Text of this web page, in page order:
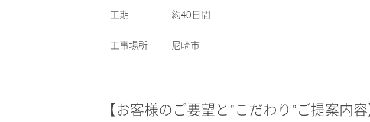
工期 約40日間
工事場所 尼崎市
【お客様のご要望と”こだわり”ご提案内容